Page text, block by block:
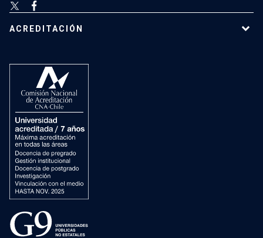
ACREDITACIÓN